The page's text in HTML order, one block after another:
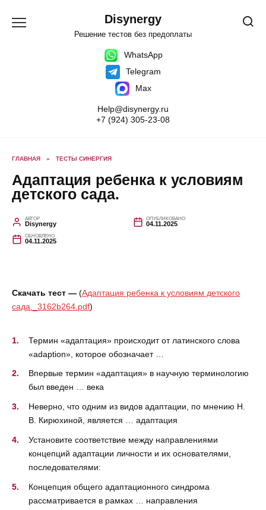
содержанию
Disynergy
Решение тестов без предоплаты
WhatsApp
Telegram
Max
Help@disynergy.ru
+7 (924) 305-23-08
ГЛАВНАЯ » ТЕСТЫ СИНЕРГИЯ
Адаптация ребенка к условиям
детского сада.
АВТОР
Disynergy
ОПУБЛИКОВАНО
04.11.2025
ОБНОВЛЕНО
04.11.2025
Скачать тест — (Адаптация ребенка к условиям детского
сада._3162b264.pdf)
Термин «адаптация» происходит от латинского слова
«adaption», которое обозначает …
Впервые термин «адаптация» в научную терминологию
был введен … века
Неверно, что одним из видов адаптации, по мнению Н.
В. Кирюхиной, является … адаптация
Установите соответствие между направлениями
концепций адаптации личности и их основателями,
последователями:
Концепция общего адаптационного синдрома
рассматривается в рамках … направления